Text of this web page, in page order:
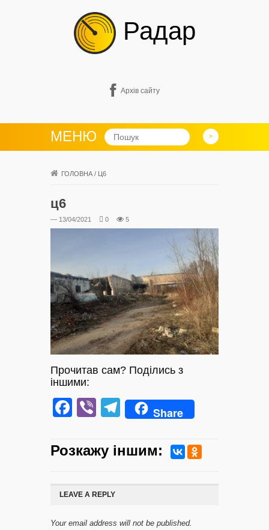
Радар
Архів сайту
МЕНЮ
ГОЛОВНА / Ц6
ц6
— 13/04/2021 0 5
Прочитав сам? Поділись з
іншими:
Facebook
ViberTelegram
Share
Розкажу iншим:
LEAVE A REPLY
Your email address will not be published.